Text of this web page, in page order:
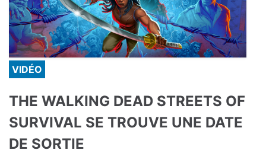
VIDÉO
THE WALKING DEAD STREETS OF
SURVIVAL SE TROUVE UNE DATE
DE SORTIE